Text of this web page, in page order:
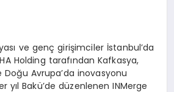
ve genç girişimciler İstanbul’da
Holding tarafından Kafkasya,
Doğu Avrupa’da inovasyonu
yıl Bakü’de düzenlenen INMerge